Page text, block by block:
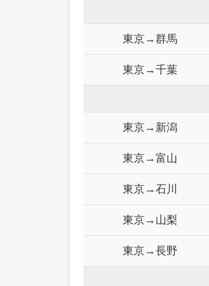
東京→群馬
東京→千葉
東京→新潟
東京→富山
東京→石川
東京→山梨
東京→長野